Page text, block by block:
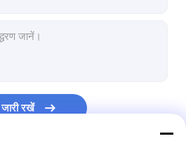
जारी रखें